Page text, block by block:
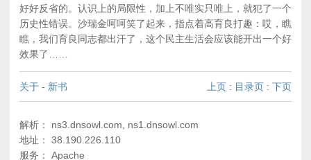
好好反省的。认识上的局限性，加上不唯实只唯上，就犯了一个
历史性错误。沙瑞金呵呵笑了起来，指点着高育良打趣：哎，瞧
瞧，我们育良同志都出汗了，这个民主生活会应该能开出一个好
效果了……
关于 - 新书 上页 : 目录页 : 下页
解析： ns3.dnsowl.com, ns1.dnsowl.com
地址： 38.190.226.110
服务： Apache